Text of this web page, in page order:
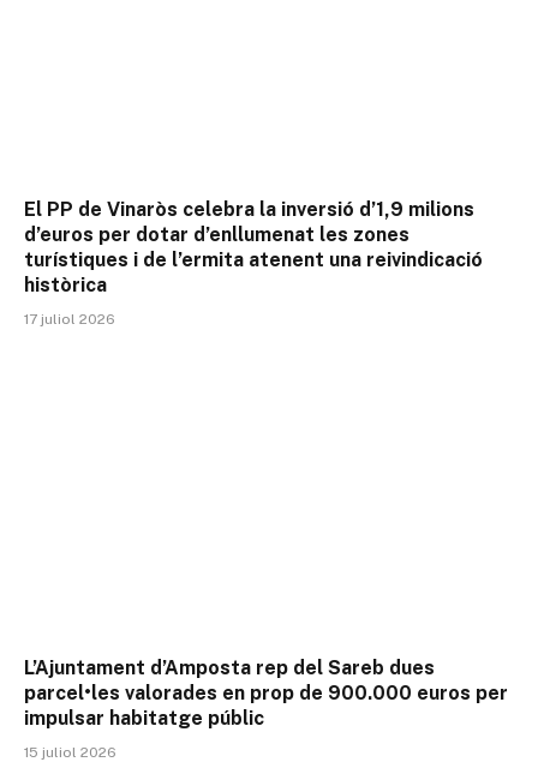
El PP de Vinaròs celebra la inversió d’1,9 milions
d’euros per dotar d’enllumenat les zones
turístiques i de l’ermita atenent una reivindicació
històrica
17 juliol 2026
L’Ajuntament d’Amposta rep del Sareb dues
parcel•les valorades en prop de 900.000 euros per
impulsar habitatge públic
15 juliol 2026